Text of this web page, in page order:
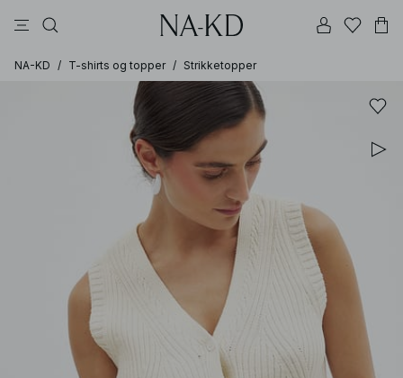
NA-KD / T-shirts og topper / Strikketopper